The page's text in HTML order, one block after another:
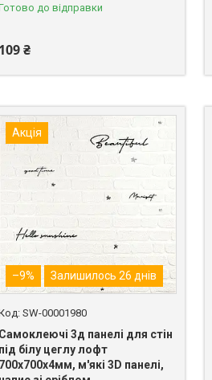
до відправки
109 ₴
Акція
–9% Залишилось 26 днів
SW-00001980
Самоклеючі 3д панелі для стін
під білу цеглу лофт
700х700х4мм, м'які 3D панелі,